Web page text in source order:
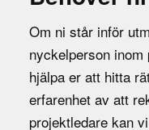
Om ni står inför
nyckelperson
hjälpa er att hitta
erfarenhet av att
projektledare kan